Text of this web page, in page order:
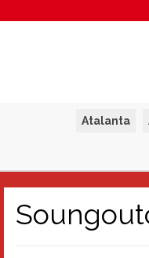
Atalanta